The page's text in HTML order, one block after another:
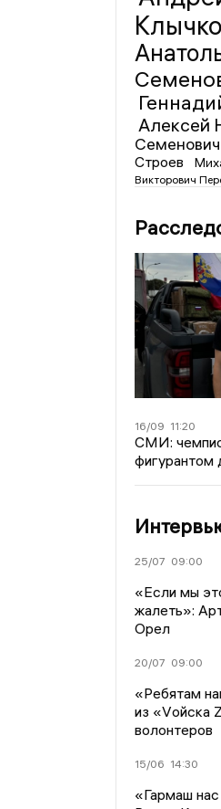
Алексей
Строев
Викторович
16/09 11:20
СМИ:
фигурантом
25/07 09:00
«Если мы
жалеть»:
Орел
20/07 09:00
«Ребятам
из «Vойска
волонтеров
15/06 14:30
«Гармаш